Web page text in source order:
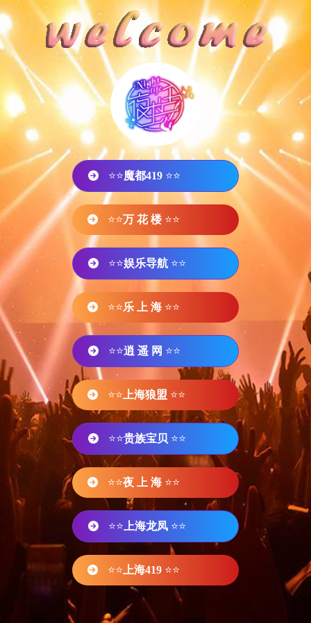
⭐⭐魔都419 ⭐⭐
⭐⭐万 花 楼 ⭐⭐
⭐⭐娱乐导航 ⭐⭐
⭐⭐乐 上 海 ⭐⭐
⭐⭐逍 遥 网 ⭐⭐
⭐⭐ 上海狼盟 ⭐⭐
⭐⭐贵族宝贝 ⭐⭐
⭐⭐夜 上 海 ⭐⭐
⭐⭐ 上海龙凤 ⭐⭐
⭐⭐ 上海419 ⭐⭐